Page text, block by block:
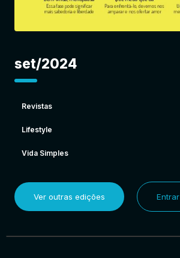
set/2024
Revistas
Lifestyle
Vida Simples
Ver outras edições Entrar